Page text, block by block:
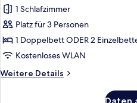
Zimmer,
1
Doppelbett
oder
Einzelbetten
1 Schlafzimmer
Platz für 3 Personen
1 Doppelbett ODER 2
Kostenloses WLAN
Weitere Details
Weitere